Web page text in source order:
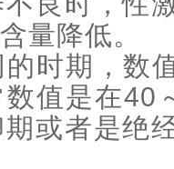
量降低。
时期，数
值是在40
或者是绝